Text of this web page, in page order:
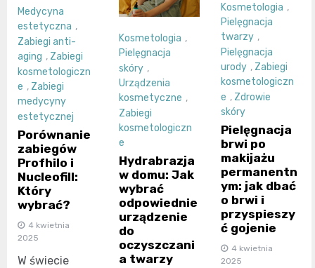
Medycyna
estetyczna ,
Zabiegi anti-
aging , Zabiegi
kosmetologiczn
e , Zabiegi
medycyny
estetycznej
Porównanie
zabiegów
Profhilo i
Nucleofill:
Który
wybrać?
4 kwietnia
2025
W świecie
Kosmetologia ,
Pielęgnacja
skóry ,
Urządzenia
kosmetyczne ,
Zabiegi
kosmetologiczn
e
Hydrabrazja
w domu: Jak
wybrać
odpowiednie
urządzenie
do
oczyszczani
a twarzy
Kosmetologia ,
Pielęgnacja
twarzy ,
Pielęgnacja
urody , Zabiegi
kosmetologiczn
e , Zdrowie
skóry
Pielęgnacja
brwi po
makijażu
permanentn
ym: jak dbać
o brwi i
przyspieszy
ć gojenie
4 kwietnia
2025